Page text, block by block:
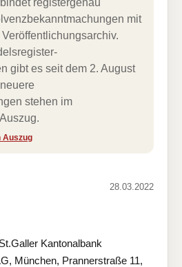
registergenau
mit
gibt es seit dem 2. August
stehen im
Auszug
28.03.2022
Kantonalbank
München, Prannerstraße 11,